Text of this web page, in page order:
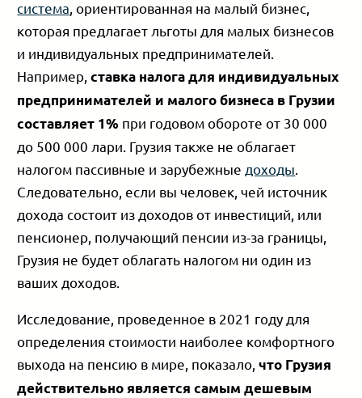
система , ориентированная на малый бизнес,
которая предлагает льготы для малых бизнесов
и индивидуальных предпринимателей.
Например,ставка налога для индивидуальных
предпринимателей и малого бизнеса в Грузии
составляет 1% при годовом обороте от 30 000
до 500 000 лари. Грузия также не облагает
налогом пассивные и зарубежные доходы
Следовательно, если вы человек, чей источник
дохода состоит из доходов от инвестиций, или
пенсионер, получающий пенсии из-за границы,
Грузия не будет облагать налогом ни один из
ваших доходов.
Исследование, проведенное в 2021 году для
определения стоимости наиболее комфортного
выхода на пенсию в мире, показало,что Грузия
действительно является самым дешевым